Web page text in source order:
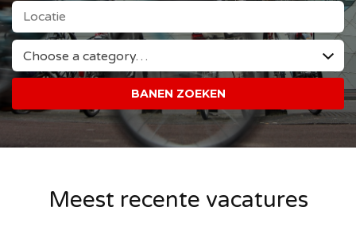
LOCATIE
CATEGORIE
Choose a category…
Meest recente vacatures